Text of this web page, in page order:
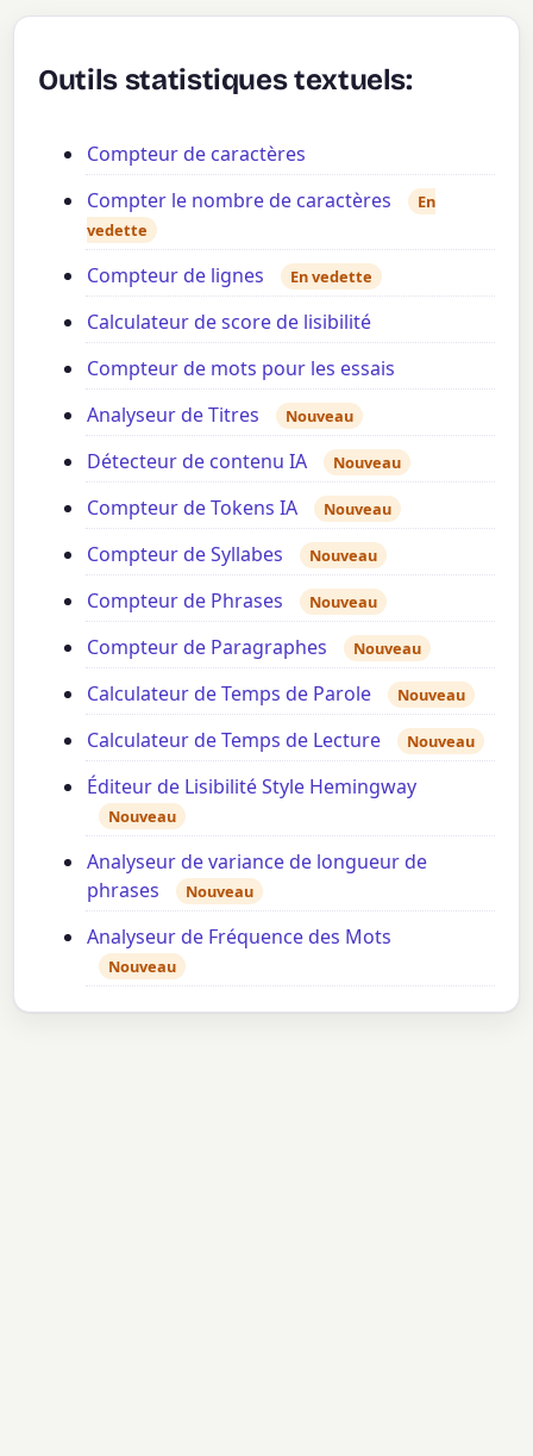
Outils statistiques textuels:
Compteur de caractères
Compter le nombre de caractères
En
vedette
Compteur de lignes En vedette
Calculateur de score de lisibilité
Compteur de mots pour les essais
Analyseur de Titres
Nouveau
Détecteur de contenu IA Nouveau
Compteur de Tokens IA Nouveau
Compteur de Syllabes Nouveau
Compteur de Phrases Nouveau
Compteur de Paragraphes Nouveau
Calculateur de Temps de Parole Nouveau
Calculateur de Temps de Lecture Nouveau
Éditeur de Lisibilité Style Hemingway
Nouveau
Analyseur de variance de longueur de
phrases
Nouveau
Analyseur de Fréquence des Mots
Nouveau